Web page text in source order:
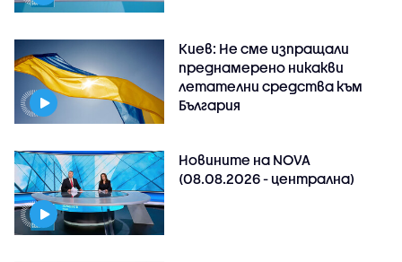
Киев: Не сме изпращали
преднамерено никакви
летателни средства към
България
Новините на NOVA
(08.08.2026 - централна)